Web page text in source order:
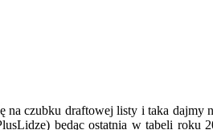
czubku draftowej listy i taka dajmy
będąc ostatnia w tabeli roku